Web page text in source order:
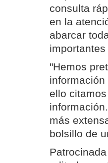
consulta
en la
abarcar
"Hemos
ello
más
bolsillo de